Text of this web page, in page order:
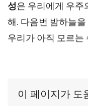
성은 우리에게 우주
해. 다음번 밤하늘
우리가 아직 모르는
이 페이지가 도